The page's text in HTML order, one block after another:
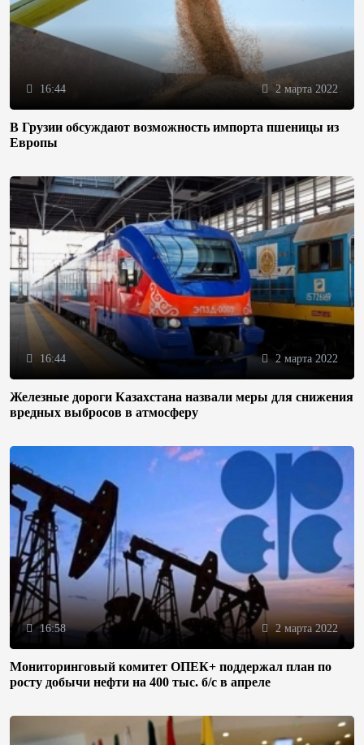
16:44 2 марта 2022
В Грузии обсуждают возможность импорта пшеницы из
Европы
16:44 2 марта 2022
Железные дороги Казахстана назвали меры для снижения
вредных выбросов в атмосферу
16:58 2 марта 2022
Мониторинговый комитет ОПЕК+ поддержал план по
росту добычи нефти на 400 тыс. б/с в апреле